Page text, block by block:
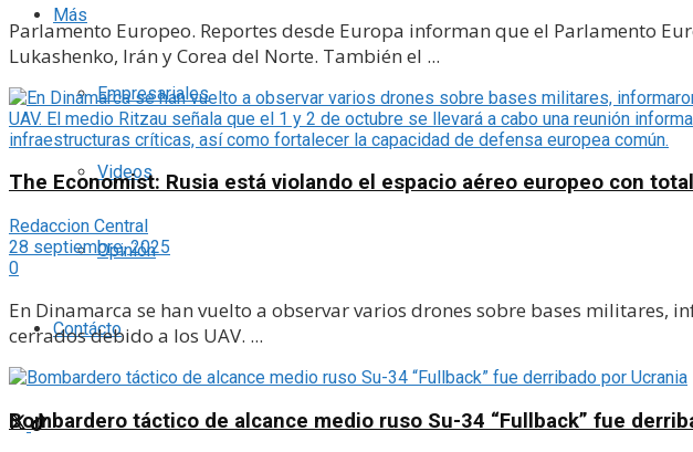
Más
Empresariales
Videos
Opinión
Contácto
Parlamento Europeo. Reportes desde Europa informan que el Parlamento
Lukashenko, Irán y Corea del Norte. También el ...
The Economist: Rusia está violando el espacio aéreo europeo con
Redaccion Central
28 septiembre, 2025
0
En Dinamarca se han vuelto a observar varios drones sobre bases
cerrados debido a los UAV. ...
Bombardero táctico de alcance medio ruso Su-34 “Fullback” fue